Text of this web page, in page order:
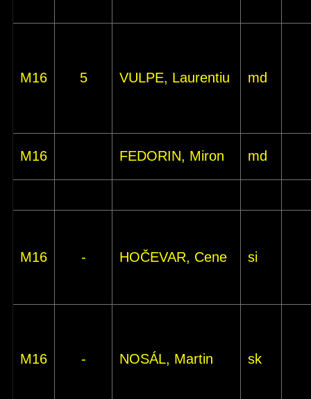
M16 5 VULPE, Laurentiu md
M16 FEDORIN, Miron md
M16 - HOČEVAR, Cene si
M16 - NOSÁL, Martin sk